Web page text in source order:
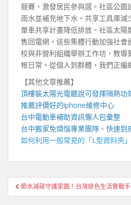
競賽，激發居民參與感。社區公
雨水並補充地下水。共享工具庫減
單車共享計畫降低排放。社區太陽
售回電網。這些集體行動加強社會
校與非營利組織舉辦工作坊，教導
根日常。從個人到群體，我們正編
【其他文章推薦】
頂樓裝太陽光電聽說可發揮隔熱功
推薦評價好的iphone維修中心
台中電動車補助資訊懶人包彙整
台中搬家免煩惱專業團隊、快速到
如何利用一般常見的「L型資料夾
文
章
節水減碳守護家園！台灣綠色生活實戰